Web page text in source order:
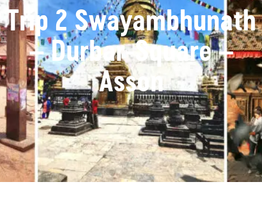
Trip 2 Swayambhunath
– Durbar-Square –
Asson